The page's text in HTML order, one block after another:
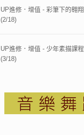
UP進修．增值 - 彩筆下的翱翔
(2/18)
UP進修．增值 - 少年素描課程
(3/18)